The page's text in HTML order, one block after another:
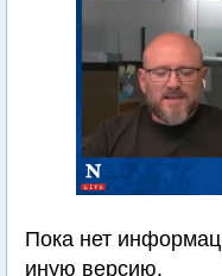
Пока нет
иную версию.